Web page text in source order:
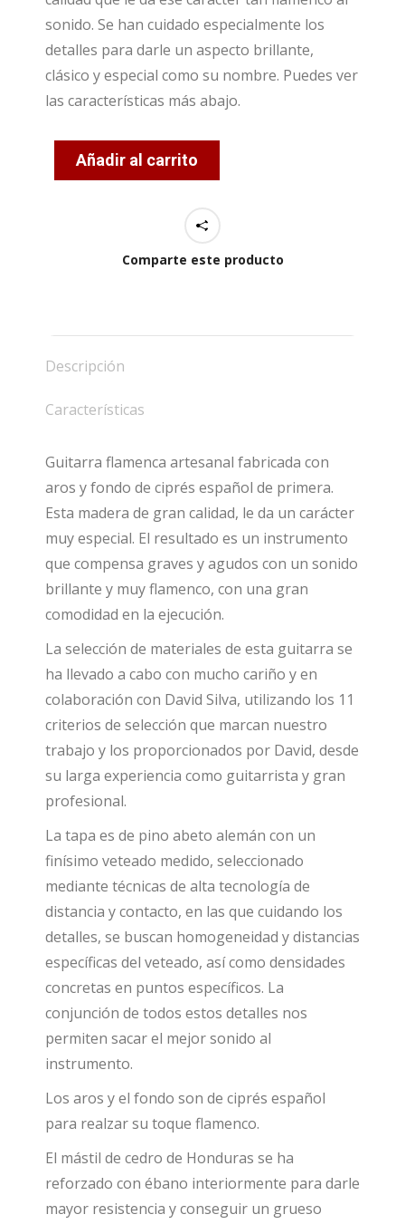
sonido. Se han cuidado especialmente los
detalles para darle un aspecto brillante,
clásico y especial como su nombre. Puedes ver
las características más abajo.
Añadir al carrito
Comparte este producto
Descripción
Características
Guitarra flamenca artesanal fabricada con
aros y fondo de ciprés español de primera.
Esta madera de gran calidad, le da un carácter
muy especial. El resultado es un instrumento
que compensa graves y agudos con un sonido
brillante y muy flamenco, con una gran
comodidad en la ejecución.
La selección de materiales de esta guitarra se
ha llevado a cabo con mucho cariño y en
colaboración con David Silva, utilizando los 11
criterios de selección que marcan nuestro
trabajo y los proporcionados por David, desde
su larga experiencia como guitarrista y gran
profesional.
La tapa es de pino abeto alemán con un
finísimo veteado medido, seleccionado
mediante técnicas de alta tecnología de
distancia y contacto, en las que cuidando los
detalles, se buscan homogeneidad y distancias
específicas del veteado, así como densidades
concretas en puntos específicos. La
conjunción de todos estos detalles nos
permiten sacar el mejor sonido al
instrumento.
Los aros y el fondo son de ciprés español
para realzar su toque flamenco.
El mástil de cedro de Honduras se ha
reforzado con ébano interiormente para darle
mayor resistencia y conseguir un grueso